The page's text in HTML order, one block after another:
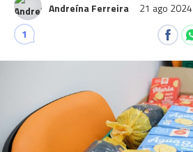
Andreína Ferreira 21 ago 2024
1